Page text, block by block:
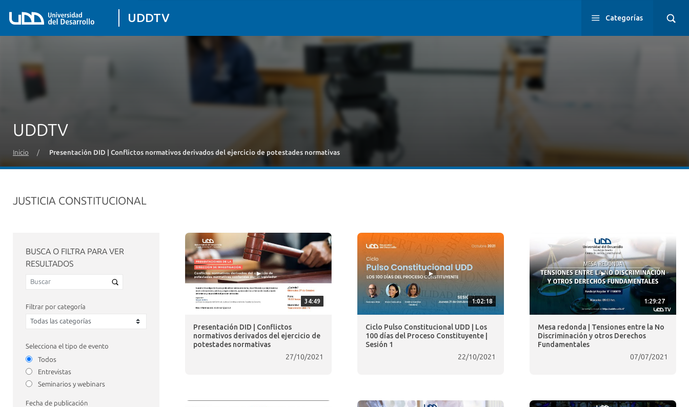
UDDTV Categorías
UDDTV
Inicio / Presentación DID | Conflictos normativos derivados del ejercicio de potestades normativas
JUSTICIA CONSTITUCIONAL
BUSCA O FILTRA PARA VER
RESULTADOS
Filtrar por categoría
Selecciona el tipo de evento
Todos
Entrevistas
Seminarios y webinars
Fecha de publicación
34:49
Presentación DID | Conflictos
normativos derivados del ejercicio de
potestades normativas
27/10/2021
1:02:18
Ciclo Pulso Constitucional UDD | Los
100 días del Proceso Constituyente |
Sesión 1
22/10/2021
1:29:27
Mesa redonda | Tensiones entre la No
Discriminación y otros Derechos
Fundamentales
07/07/2021